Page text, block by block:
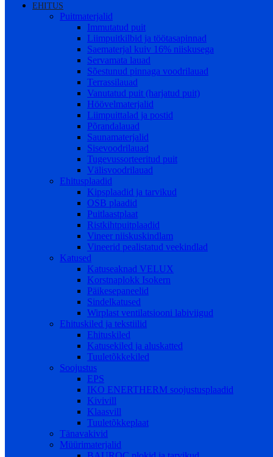
EHITUS
Puitmaterjalid
Immutatud puit
Liimpuitkilbid ja töötasapinnad
Saematerjal kuiv 16% niiskusega
Servamata lauad
Sõestunud pinnaga voodrilauad
Terrassilauad
Vanutatud puit (harjatud puit)
Höövelmaterjalid
Liimpuittalad ja postid
Põrandalauad
Saunamaterjalid
Sisevoodrilauad
Tugevussorteeritud puit
Välisvoodrilauad
Ehitusplaadid
Kipsplaadid ja tarvikud
OSB plaadid
Puitlaastplaat
Ristkihtpuitplaadid
Vineer niiskuskindlam
Vineerid pealistatud veekindlad
Katused
Katuseaknad VELUX
Korstnaplokk Isokern
Päikesepaneelid
Sindelkatused
Wirplast ventilatsiooni labiviigud
Ehituskiled ja tekstiilid
Ehituskiled
Katusekiled ja aluskatted
Tuuletõkkekiled
Soojustus
EPS
IKO ENERTHERM soojustusplaadid
Kivivill
Klaasvill
Tuuletõkkeplaat
Tänavakivid
Müürimaterjalid